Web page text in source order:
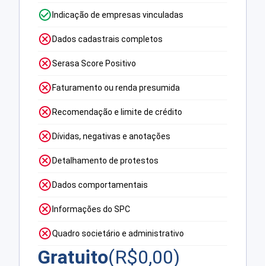
Indicação de empresas vinculadas
Dados cadastrais completos
Serasa Score Positivo
Faturamento ou renda presumida
Recomendação e limite de crédito
Dívidas, negativas e anotações
Detalhamento de protestos
Dados comportamentais
Informações do SPC
Quadro societário e administrativo
Gratuito(R$0,00)